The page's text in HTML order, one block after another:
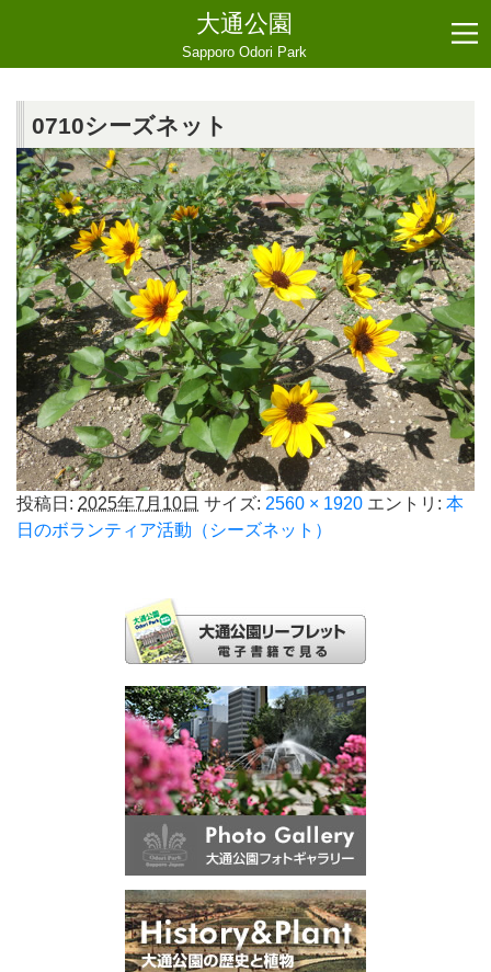
大通公園
Sapporo Odori Park
0710シーズネット
投稿日: 2025年7月10日 サイズ: 2560 × 1920 エントリ: 本
日のボランティア活動（シーズネット）